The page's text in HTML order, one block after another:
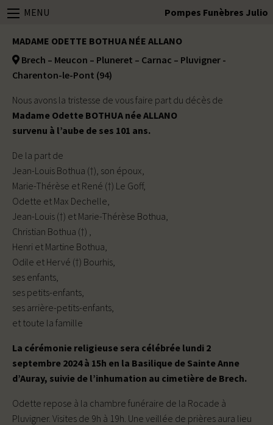
MENU Pompes Funèbres Julio
MADAME ODETTE BOTHUA NÉE ALLANO
Brech – Meucon – Pluneret – Carnac – Pluvigner -
Charenton-le-Pont (94)
Nous avons la tristesse de vous faire part du décès de
Madame Odette BOTHUA née ALLANO
survenu à l’aube de ses 101 ans.
De la part de
Jean-Louis Bothua (†), son époux,
Marie-Thérèse et René (†) Le Goff,
Odette et Max Dechelle,
Jean-Louis (†) et Marie-Thérèse Bothua,
Christian Bothua (†) ,
Henri et Martine Bothua,
Odile et Hervé (†) Bourhis,
ses enfants,
ses petits-enfants,
ses arrière-petits-enfants,
et toute la famille
La cérémonie religieuse sera célébrée lundi 2
septembre 2024 à 15h en la Basilique de Sainte Anne
d’Auray, suivie de l’inhumation au cimetière de Brech.
Odette repose à la chambre funéraire de la Rocade à
Pluvigner. Visites de 9h à 19h. Une veillée de prières aura lieu